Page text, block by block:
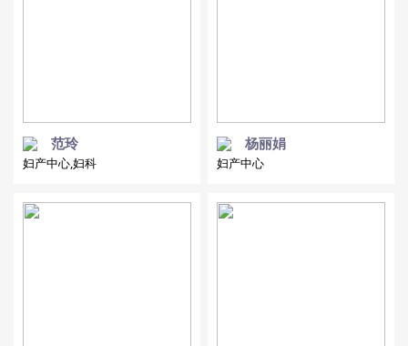
范玲
妇产中心,妇科
杨丽娟
妇产中心